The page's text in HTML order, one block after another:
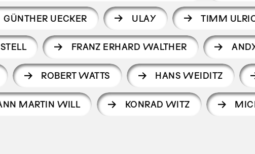
GÜNTHER UECKER ULAY TIMM
FRANZ ERHARD WALTHER
ROBERT WATTS HANS WEIDITZ
MARTIN WILL KONRAD WITZ